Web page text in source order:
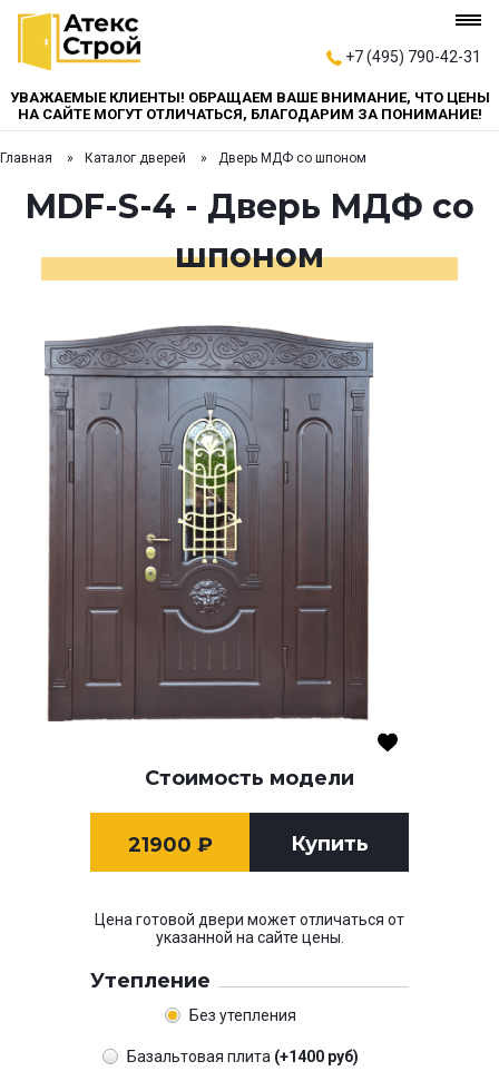
+7 (495) 790-42-31
УВАЖАЕМЫЕ КЛИЕНТЫ! ОБРАЩАЕМ ВАШЕ ВНИМАНИЕ, ЧТО ЦЕНЫ
НА САЙТЕ МОГУТ ОТЛИЧАТЬСЯ, БЛАГОДАРИМ ЗА ПОНИМАНИЕ!
Главная Каталог дверей Дверь МДФ со шпоном
MDF-S-4 - Дверь МДФ со
шпоном
Стоимость модели
21900 ₽ Купить
Цена готовой двери может отличаться от
указанной на сайте цены.
Утепление
Без утепления
Базальтовая плита (+1400 руб)